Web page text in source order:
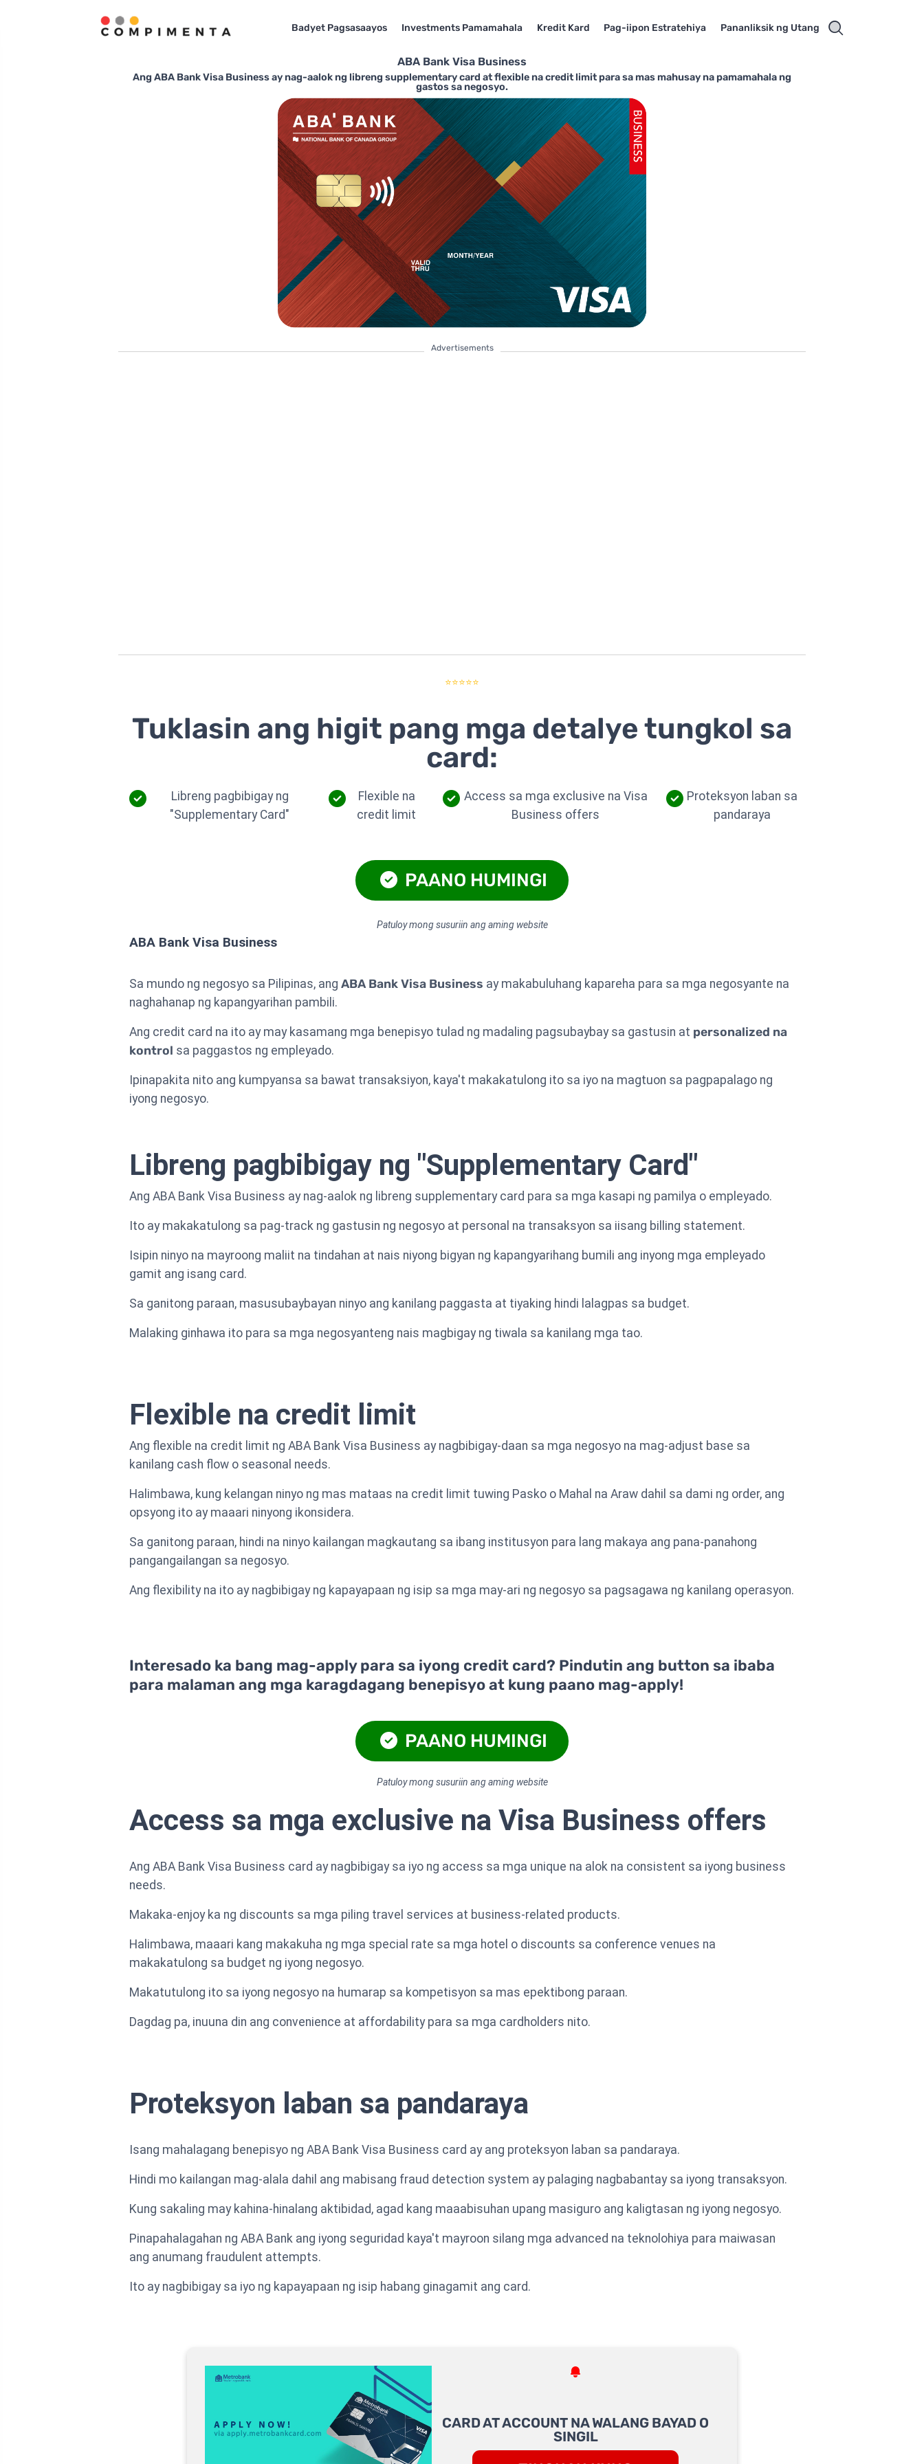
Badyet Pagsasaayos Investments Pamamahala Kredit Kard Pag-iipon Estratehiya Pananliksik ng Utang
ABA Bank Visa Business
Ang ABA Bank Visa Business ay nag-aalok ng libreng supplementary card at flexible na credit limit para sa mas mahusay na pamamahala ng
gastos sa negosyo.
Advertisements
⭐⭐⭐⭐⭐
Tuklasin ang higit pang mga detalye tungkol sa
card:
Libreng pagbibigay ng
"Supplementary Card"
Flexible na
credit limit
Access sa mga exclusive na Visa
Business offers
Proteksyon laban sa
pandaraya
PAANO HUMINGI
Patuloy mong susuriin ang aming website
ABA Bank Visa Business
Sa mundo ng negosyo sa Pilipinas, ang ABA Bank Visa Business ay makabuluhang kapareha para sa mga negosyante na
naghahanap ng kapangyarihan pambili.
Ang credit card na ito ay may kasamang mga benepisyo tulad ng madaling pagsubaybay sa gastusin at personalized na
kontrol sa paggastos ng empleyado.
Ipinapakita nito ang kumpyansa sa bawat transaksiyon, kaya't makakatulong ito sa iyo na magtuon sa pagpapalago ng
iyong negosyo.
Libreng pagbibigay ng "Supplementary Card"
Ang ABA Bank Visa Business ay nag-aalok ng libreng supplementary card para sa mga kasapi ng pamilya o empleyado.
Ito ay makakatulong sa pag-track ng gastusin ng negosyo at personal na transaksyon sa iisang billing statement.
Isipin ninyo na mayroong maliit na tindahan at nais niyong bigyan ng kapangyarihang bumili ang inyong mga empleyado
gamit ang isang card.
Sa ganitong paraan, masusubaybayan ninyo ang kanilang paggasta at tiyaking hindi lalagpas sa budget.
Malaking ginhawa ito para sa mga negosyanteng nais magbigay ng tiwala sa kanilang mga tao.
Flexible na credit limit
Ang flexible na credit limit ng ABA Bank Visa Business ay nagbibigay-daan sa mga negosyo na mag-adjust base sa
kanilang cash flow o seasonal needs.
Halimbawa, kung kelangan ninyo ng mas mataas na credit limit tuwing Pasko o Mahal na Araw dahil sa dami ng order, ang
opsyong ito ay maaari ninyong ikonsidera.
Sa ganitong paraan, hindi na ninyo kailangan magkautang sa ibang institusyon para lang makaya ang pana-panahong
pangangailangan sa negosyo.
Ang flexibility na ito ay nagbibigay ng kapayapaan ng isip sa mga may-ari ng negosyo sa pagsagawa ng kanilang operasyon.
Interesado ka bang mag-apply para sa iyong credit card? Pindutin ang button sa ibaba
para malaman ang mga karagdagang benepisyo at kung paano mag-apply!
PAANO HUMINGI
Patuloy mong susuriin ang aming website
Access sa mga exclusive na Visa Business offers
Ang ABA Bank Visa Business card ay nagbibigay sa iyo ng access sa mga unique na alok na consistent sa iyong business
needs.
Makaka-enjoy ka ng discounts sa mga piling travel services at business-related products.
Halimbawa, maaari kang makakuha ng mga special rate sa mga hotel o discounts sa conference venues na
makakatulong sa budget ng iyong negosyo.
Makatutulong ito sa iyong negosyo na humarap sa kompetisyon sa mas epektibong paraan.
Dagdag pa, inuuna din ang convenience at affordability para sa mga cardholders nito.
Proteksyon laban sa pandaraya
Isang mahalagang benepisyo ng ABA Bank Visa Business card ay ang proteksyon laban sa pandaraya.
Hindi mo kailangan mag-alala dahil ang mabisang fraud detection system ay palaging nagbabantay sa iyong transaksyon.
Kung sakaling may kahina-hinalang aktibidad, agad kang maaabisuhan upang masiguro ang kaligtasan ng iyong negosyo.
Pinapahalagahan ng ABA Bank ang iyong seguridad kaya't mayroon silang mga advanced na teknolohiya para maiwasan
ang anumang fraudulent attempts.
Ito ay nagbibigay sa iyo ng kapayapaan ng isip habang ginagamit ang card.
CARD AT ACCOUNT NA WALANG BAYAD O
SINGIL